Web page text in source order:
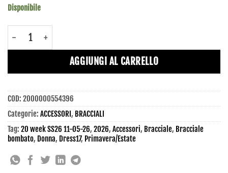
Disponibile
AGGIUNGI AL CARRELLO
COD: 2000000554396
Categorie: ACCESSORI , BRACCIALI
Tag: 20 week SS26 11-05-26, 2026, Accessori, Bracciale, Bracciale
bombato, Donna, Dress17, Primavera/Estate